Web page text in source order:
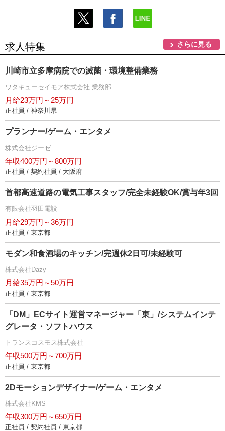
求人特集 さらに見る
川崎市立多摩病院での滅菌・環境整備業務
ワタキューセイモア株式会社 業務部
月給23万円～25万円
正社員 / 神奈川県
プランナー/ゲーム・エンタメ
株式会社ジーゼ
年収400万円～800万円
正社員 / 契約社員 / 大阪府
首都高速道路の電気工事スタッフ/完全未経験OK/賞与年3回
有限会社羽田電設
月給29万円～36万円
正社員 / 東京都
モダン和食酒場のキッチン/完週休2日可/未経験可
株式会社Dazy
月給35万円～50万円
正社員 / 東京都
「DM」ECサイト運営マネージャー「東」/システムインテ
グレータ・ソフトハウス
トランスコスモス株式会社
年収500万円～700万円
正社員 / 東京都
2Dモーションデザイナー/ゲーム・エンタメ
株式会社KMS
年収300万円～650万円
正社員 / 契約社員 / 東京都